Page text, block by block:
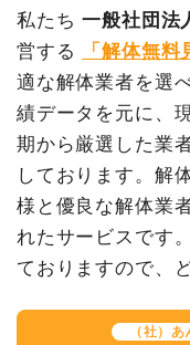
ブロック塀撤去
植木・植栽撤去
室内残置物撤去
火災ゴミ処分
有価物買取
諸経費
養生費
諸経費
値引き
小計
消費税
合計金額
私たち一般社団法
営する
「解体無料
適な解体業者を選
績データを元に、
期から厳選した業
しております。解
様と優良な解体業
れたサービスです
ておりますので、
（社）